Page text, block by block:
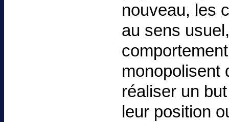
nouveau, les
au sens
monopolisent
réaliser un
leur position